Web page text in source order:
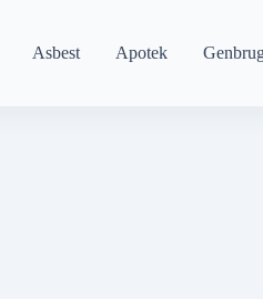
Asbest Apotek